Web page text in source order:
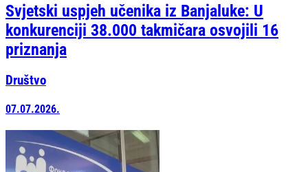
Svjetski uspjeh učenika iz Banjaluke: U
konkurenciji 38.000 takmičara osvojili 16
priznanja
Društvo
07.07.2026.